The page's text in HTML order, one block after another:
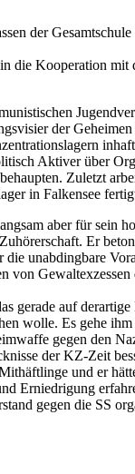
der
die Kooperation
der
Aktiver über
Zuletzt
in Falkensee
aber für sein
Er
unabdingbare
von
gerade auf
wolle. Es gehe
gegen den
der KZ-Zeit
und er
Erniedrigung
gegen die SS